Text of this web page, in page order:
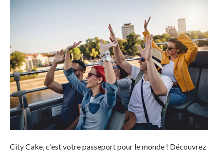
City Cake, c'est votre passeport pour le monde ! Découvrez